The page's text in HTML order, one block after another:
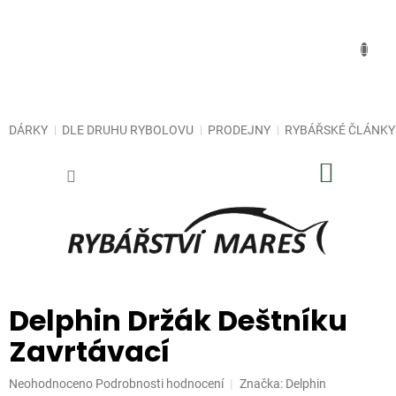
DÁRKY DLE DRUHU RYBOLOVU PRODEJNY RYBÁŘSKÉ ČLÁNKY
Delphin Držák Deštníku
Zavrtávací
Průměrné
Neohodnoceno Podrobnosti hodnocení Značka: Delphin